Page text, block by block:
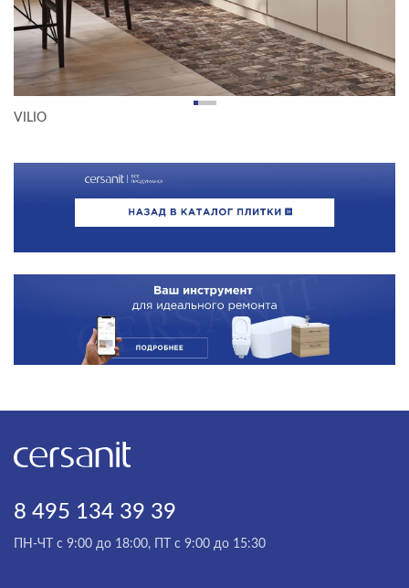
ФАКТУРА ПОВЕРХНОСТИ
ТИП ПОВЕРХНОСТИ
МАТЕРИАЛ
VILIO
8 495 134 39 39
ПН-ЧТ с 9:00 до 18:00, ПТ с 9:00 до 15:30